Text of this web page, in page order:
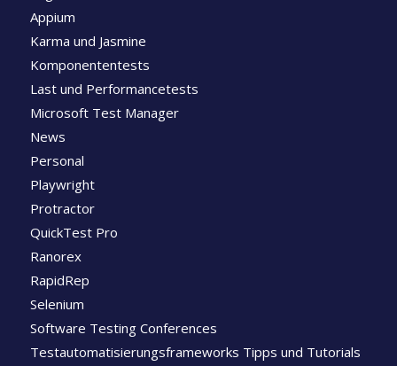
Appium
Karma und Jasmine
Komponententests
Last und Performancetests
Microsoft Test Manager
News
Personal
Playwright
Protractor
QuickTest Pro
Ranorex
RapidRep
Selenium
Software Testing Conferences
Testautomatisierungsframeworks Tipps und Tutorials